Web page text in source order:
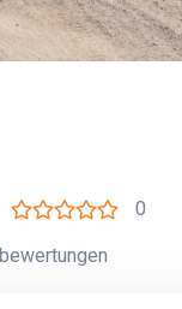
0
bewertungen